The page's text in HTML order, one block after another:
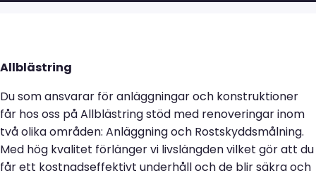
Allblästring
Du som ansvarar för anläggningar och konstruktioner
får hos oss på Allblästring stöd med renoveringar inom
två olika områden: Anläggning och Rostskyddsmålning.
Med hög kvalitet förlänger vi livslängden vilket gör att du
får ett kostnadseffektivt underhåll och de blir säkra och